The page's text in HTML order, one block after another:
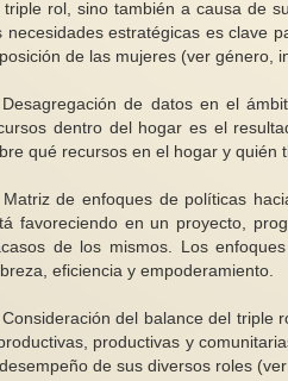
triple rol, sino también a causa de
necesidades estratégicas es clave
de las mujeres (ver género,
de datos en el
dentro del hogar es el
qué recursos en el hogar y quién
de enfoques de políticas
favoreciendo en un proyecto,
de los mismos. Los
eficiencia y empoderamiento.
del balance del triple
productivas y
de sus diversos roles
en
de...